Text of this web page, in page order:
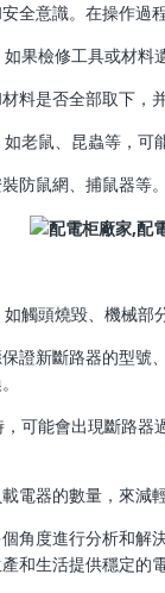
全意識。在操作過
果檢修工具或材料
料是否全部取下，
老鼠、昆蟲等，可
防鼠網、捕鼠器等
觸頭燒毀、機械部
證新斷路器的型
可能會出現斷路
電器的數量，來減
角度進行分析和
和生活提供穩定的電